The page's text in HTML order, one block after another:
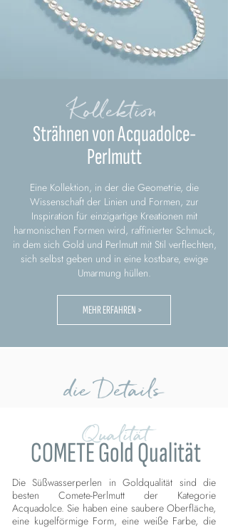
Kollektion
Strähnen von Acquadolce-
Perlmutt
Eine Kollektion, in der die Geometrie, die
Wissenschaft der Linien und Formen, zur
Inspiration für einzigartige Kreationen mit
harmonischen Formen wird, raffinierter Schmuck,
in dem sich Gold und Perlmutt mit Stil verflechten,
sich selbst geben und in eine kostbare, ewige
Umarmung hüllen.
MEHR ERFAHREN >
die Details
Qualität
COMETE Gold Qualität
Die Süßwasserperlen in Goldqualität sind die
besten Comete-Perlmutt der Kategorie
Acquadolce. Sie haben eine saubere Oberfläche,
eine kugelförmige Form, eine weiße Farbe, die